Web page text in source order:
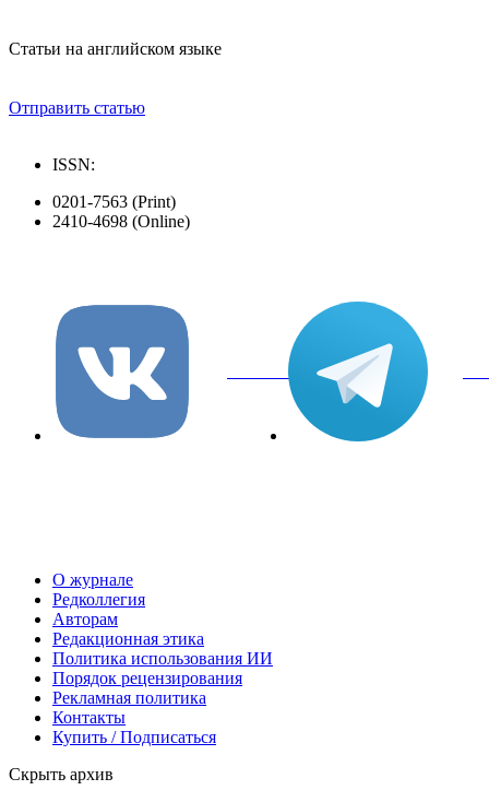
Статьи на английском языке
Отправить статью
ISSN:
0201-7563 (Print)
2410-4698 (Online)
вКонтакте
О журнале
Редколлегия
Авторам
Редакционная этика
Политика использования ИИ
Порядок рецензирования
Рекламная политика
Контакты
Купить / Подписаться
Скрыть архив